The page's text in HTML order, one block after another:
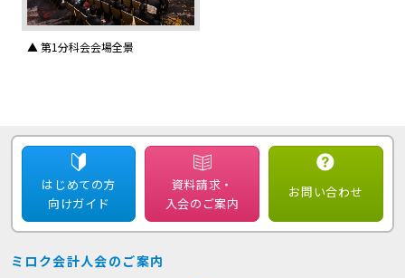
▲ 第1分科会会場全景
はじめての方
向けガイド
資料請求・
入会のご案内
お問い合わせ
ミロク会計人会のご案内